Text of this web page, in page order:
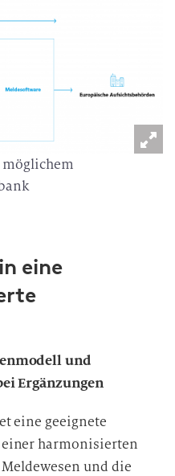
eine
und
Ergänzungen
eine geeignete
einer harmonisierten
und die